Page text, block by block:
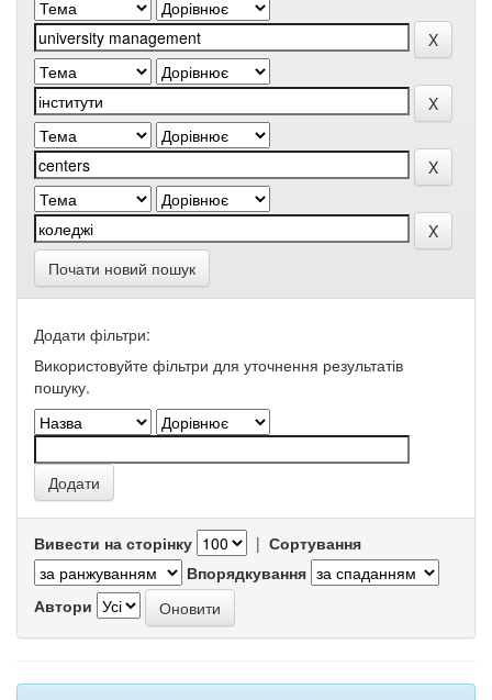
Почати новий пошук
Додати фільтри:
Використовуйте фільтри для уточнення результатів
пошуку.
Вивести на сторінку | Сортування
Впорядкування
Автори